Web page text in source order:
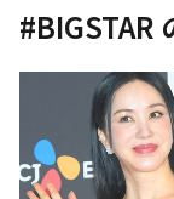
#BIGSTAR